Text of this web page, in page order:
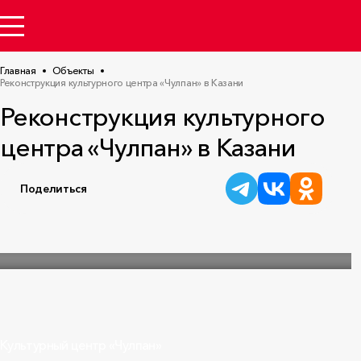
Главная
Объекты
Реконструкция культурного центра «Чулпан» в Казани
Реконструкция культурного
центра «Чулпан» в Казани
Поделиться